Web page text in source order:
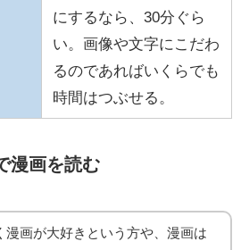
にするなら、30分ぐら
い。画像や文字にこだわ
るのであればいくらでも
時間はつぶせる。
漫画を読む
漫画が大好きという方や、漫画は